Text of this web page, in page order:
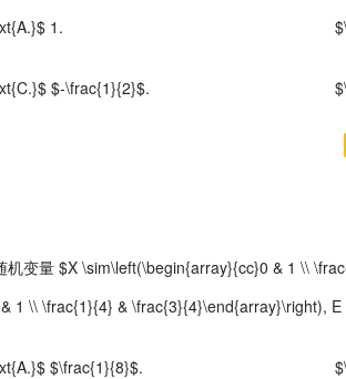
1.
$-\frac{1}{2}$.
机变量 $X \sim\left(\begin{array}{cc}0 & 1 \\
1 \\ \frac{1}{4} & \frac{3}{4}\end{array}\right),
$\frac{1}{8}$.